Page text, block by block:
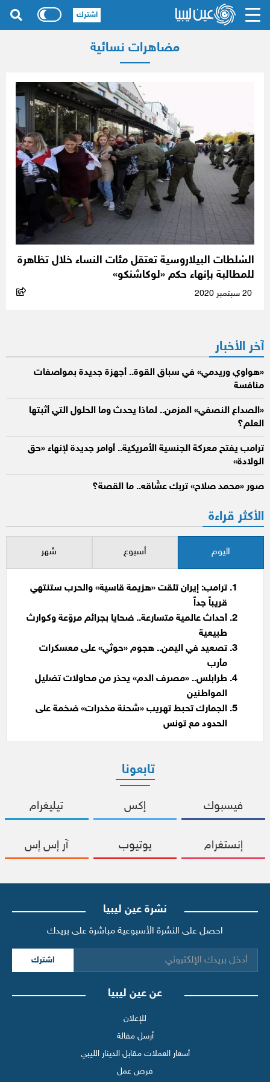
مضاهرات نسائية
السُلطات البيلاروسية تعتقل مئات النساء خلال تظاهرة
للمطالبة بإنهاء حكم «لوكاشنكو»
آخر الأخبار
«هواوي وريدمي» في سباق القوة.. أجهزة جديدة بمواصفات
منافسة
«الصداع النصفي» المزمن.. لماذا يحدث وما الحلول التي أثبتها
العلم؟
ترامب يفتح معركة الجنسية الأمريكية.. أوامر جديدة لإنهاء «حق
الولادة»
صور «محمد صلاح» تربك عشّاقه.. ما القصة؟
الأكثر قراءة
اليوم أسبوع شهر
ترامب: إيران تلقت «هزيمة قاسية» والحرب ستنتهي
قريباً جداً
أحداث عالمية متسارعة.. ضحايا بجرائم مروّعة وكوارث
طبيعية
تصعيد في اليمن.. هجوم «حوثي» على معسكرات
مأرب
طرابلس.. «مصرف الدم» يحذر من محاولات تضليل
المواطنين
الجمارك تحبط تهريب «شحنة مخدرات» ضخمة على
الحدود مع تونس
تابعونا
فيسبوك إكس تيليغرام
إنستغرام يوتيوب آر إس إس
نشرة عين ليبيا
احصل على النشرة الأسبوعية مباشرة على بريدك
اشترك
عن عين ليبيا
للإعلان
أرسل مقالة
أسعار العملات مقابل الدينار الليبي
فرص عمل
اشترك